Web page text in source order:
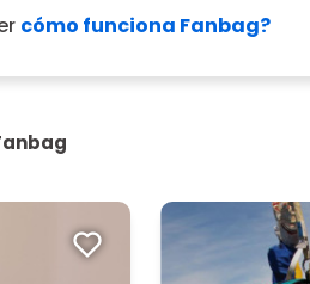
cómo funciona Fanbag?